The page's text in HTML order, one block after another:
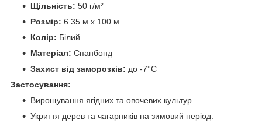
Щільність: 50 г/м²
Розмір: 6.35 м х 100 м
Колір: Білий
Матеріал: Спанбонд
Захист від заморозків: до -7°C
Застосування:
Вирощування ягідних та овочевих культур.
Укриття дерев та чагарників на зимовий період.